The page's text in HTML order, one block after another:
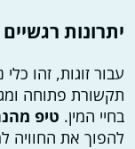
יתרונות רגשיים
עבור זוגות, זהו
תקשורת פתוחה
בחיי המין. טיפ
להפוך את